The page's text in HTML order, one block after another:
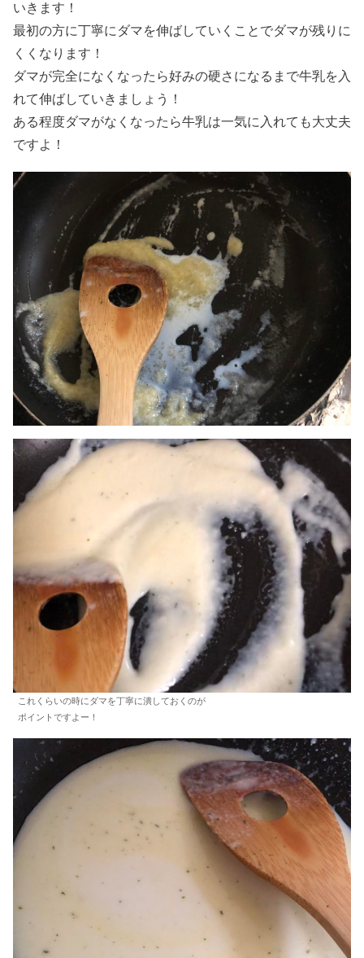
いきます！
最初の方に丁寧にダマを伸ばしていくことでダマが残りに
くくなります！
ダマが完全になくなったら好みの硬さになるまで牛乳を入
れて伸ばしていきましょう！
ある程度ダマがなくなったら牛乳は一気に入れても大丈夫
ですよ！
これくらいの時にダマを丁寧に潰しておくのが
ポイントですよー！